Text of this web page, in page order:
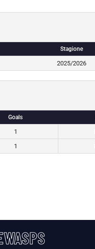
Stagione
2025/2026
Goals
1
1